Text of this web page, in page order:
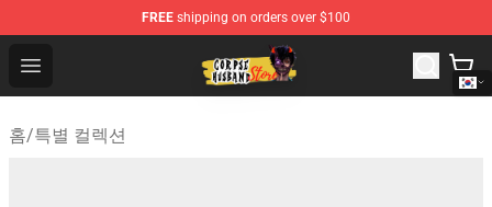
FREE shipping on orders over $100
Open menu
Corpse Husband Shop - Official Corpse Husband
홈/특별 컬렉션